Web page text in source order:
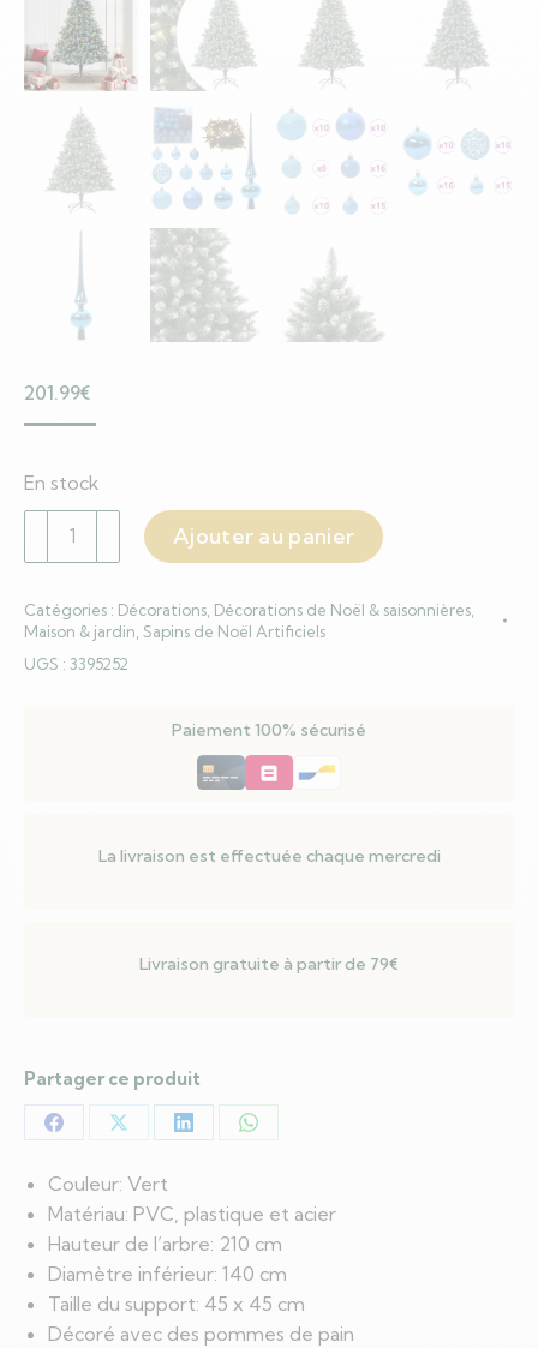
201.99€
Couleur: Vert
Matériau: PVC, plastique et acier
Hauteur de l’arbre: 210 cm
Diamètre inférieur: 140 cm
Taille du support: 45 x 45 cm
Décoré avec des pommes de pain
En stock
quantité
de
Noël
artificiel
Ajouter au panier
Catégories : Décorations Décorations de Noël & saisonnières
Maison & jardin Sapins de Noël Artificiels
UGS : 3395252
Paiement 100% sécurisé
La livraison est effectuée chaque mercredi
Livraison gratuite à partir de 79€
Partager ce produit
Partager
sur
Facebook
Partager
sur
X
Partager
LinkedIn
Partager
WhatsApp